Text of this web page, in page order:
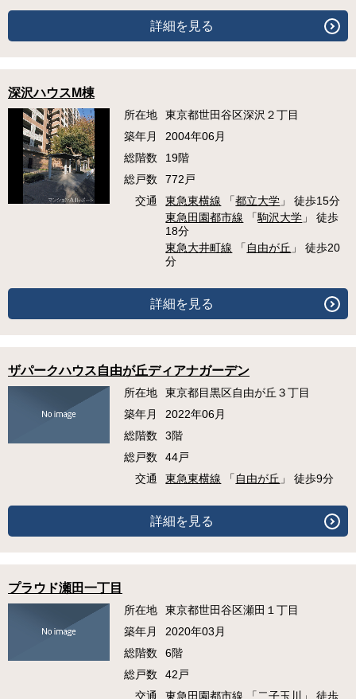
詳細を見る
深沢ハウスM棟
所在地
東京都世田谷区深沢２丁目
築年月
2004年06月
総階数
19階
総戸数
772戸
交通
東急東横線 「都立大学 」 徒歩15分
東急田園都市線 「駒沢大学 」 徒歩
18分
東急大井町線 「 自由が丘 」 徒歩20
分
詳細を見る
ザパークハウス自由が丘ディアナガーデン
所在地
東京都目黒区自由が丘３丁目
築年月
2022年06月
総階数
3階
総戸数
44戸
交通
東急東横線 「 自由が丘 」 徒歩9分
詳細を見る
プラウド瀬田一丁目
所在地
東京都世田谷区瀬田１丁目
築年月
2020年03月
総階数
6階
総戸数
42戸
交通
東急田園都市線 「 二子玉川 」 徒歩